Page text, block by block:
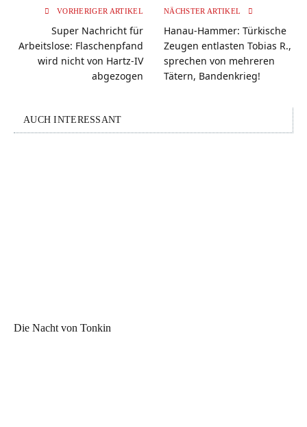
VORHERIGER ARTIKEL
Super Nachricht für
Arbeitslose: Flaschenpfand
wird nicht von Hartz-IV
abgezogen
NÄCHSTER ARTIKEL
Hanau-Hammer: Türkische
Zeugen entlasten Tobias R.,
sprechen von mehreren
Tätern, Bandenkrieg!
AUCH INTERESSANT
Die Nacht von Tonkin